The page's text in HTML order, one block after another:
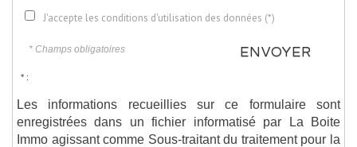
J'accepte les conditions d'utilisation des données (*)
* Champs obligatoires ENVOYER
* :
Les informations recueillies sur ce formulaire sont
enregistrées dans un fichier informatisé par La Boite
Immo agissant comme Sous-traitant du traitement pour la